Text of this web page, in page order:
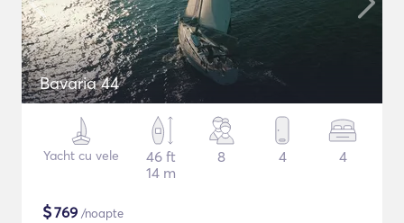
Bavaria 44
Yacht cu vele
46 ft
14 m
8 4 4
$769 /noapte